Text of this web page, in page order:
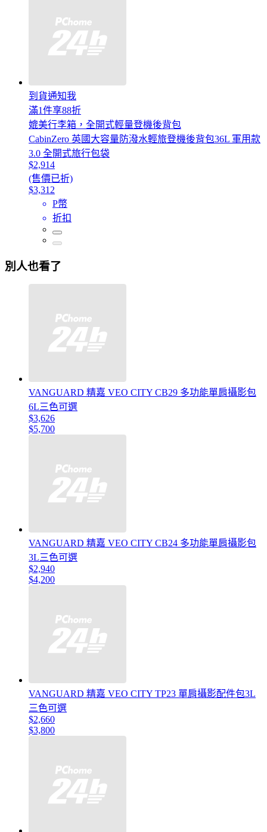
到貨通知我
滿1件享88折
媲美行李箱，全開式輕量登機後背包
CabinZero 英國大容量防潑水輕旅登機後背包36L 軍用款
3.0 全開式旅行包袋
$2,914
(售價已折)
$3,312
P幣
折扣
別人也看了
VANGUARD 精嘉 VEO CITY CB29 多功能單肩攝影包
6L三色可選
$3,626
$5,700
VANGUARD 精嘉 VEO CITY CB24 多功能單肩攝影包
3L三色可選
$2,940
$4,200
VANGUARD 精嘉 VEO CITY TP23 單肩攝影配件包3L
三色可選
$2,660
$3,800